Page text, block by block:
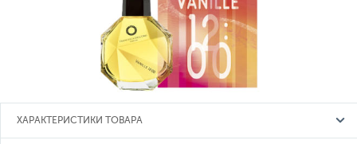
ХАРАКТЕРИСТИКИ ТОВАРА